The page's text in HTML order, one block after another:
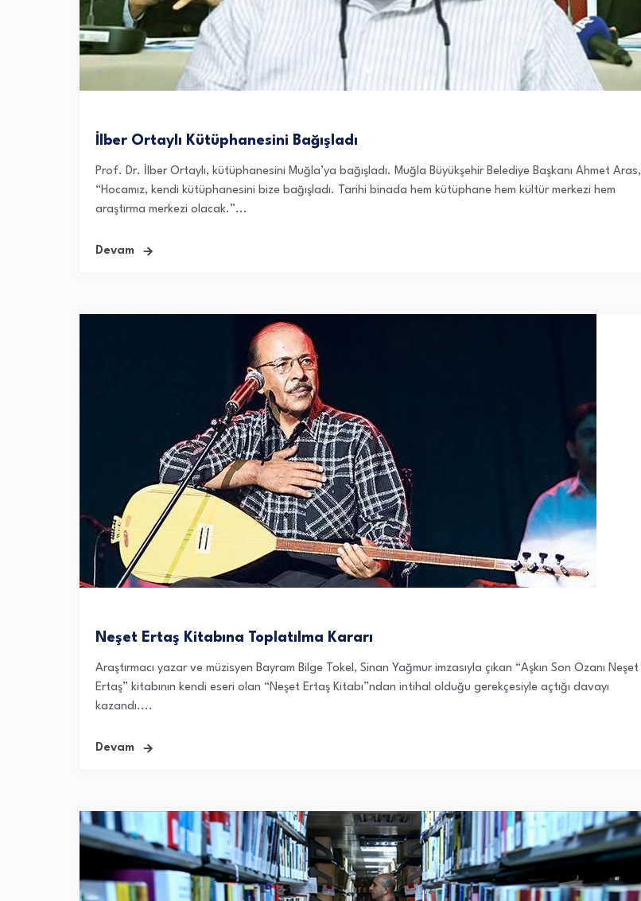
İlber Ortaylı Kütüphanesini Bağışladı
Prof. Dr. İlber Ortaylı, kütüphanesini Muğla’ya bağışladı. Muğla Büyükşehir Belediye Başkanı Ahmet Aras,
“Hocamız, kendi kütüphanesini bize bağışladı. Tarihi binada hem kütüphane hem kültür merkezi hem
araştırma merkezi olacak.”...
Devam
Neşet Ertaş Kitabına Toplatılma Kararı
Araştırmacı yazar ve müzisyen Bayram Bilge Tokel, Sinan Yağmur imzasıyla çıkan “Aşkın Son Ozanı Neşet
Ertaş” kitabının kendi eseri olan “Neşet Ertaş Kitabı”ndan intihal olduğu gerekçesiyle açtığı davayı
kazandı....
Devam